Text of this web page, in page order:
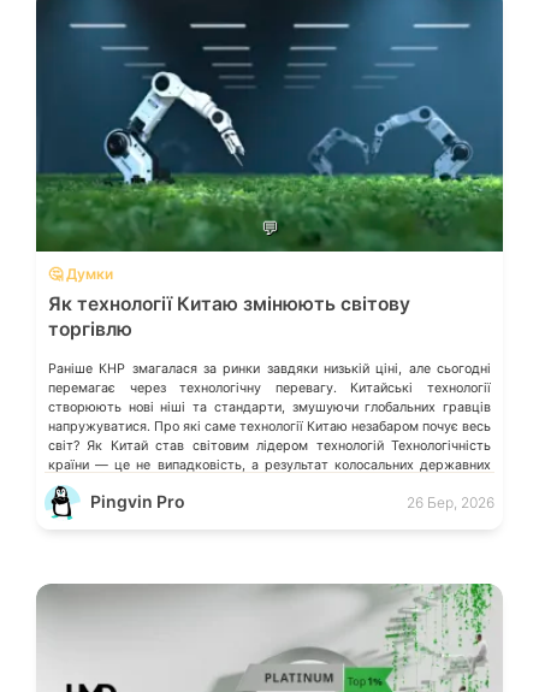
💬
🤔 Думки
Як технології Китаю змінюють світову
торгівлю
Раніше КНР змагалася за ринки завдяки низькій ціні, але сьогодні
перемагає через технологічну перевагу. Китайські технології
створюють нові ніші та стандарти, змушуючи глобальних гравців
напружуватися. Про які саме технології Китаю незабаром почує весь
світ? Як Китай став світовим лідером технологій Технологічність
країни — це не випадковість, а результат колосальних державних
інвестицій, жорсткого протекціонізму та здатності […]
Pingvin Pro 26 Бер, 2026